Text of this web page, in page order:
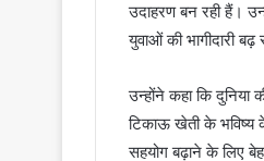
उदाहरण बन रही हैं।
युवाओं की भागीदारी
उन्होंने कहा कि दुनिया
टिकाऊ खेती के भविष्य
सहयोग बढ़ाने के लिए